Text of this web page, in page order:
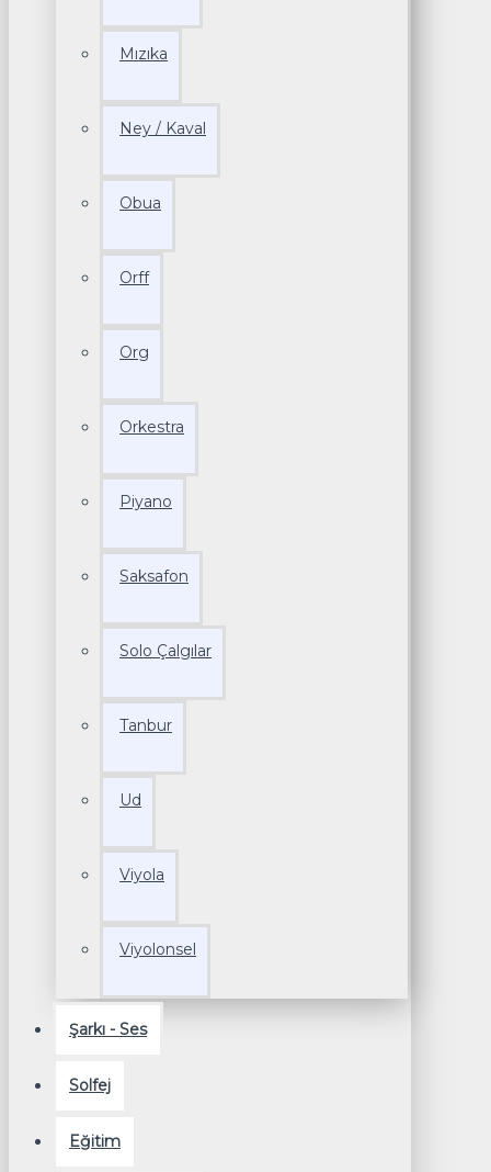
Mızıka
Ney / Kaval
Obua
Orff
Org
Orkestra
Piyano
Saksafon
Solo Çalgılar
Tanbur
Ud
Viyola
Viyolonsel
Şarkı - Ses
Solfej
Eğitim